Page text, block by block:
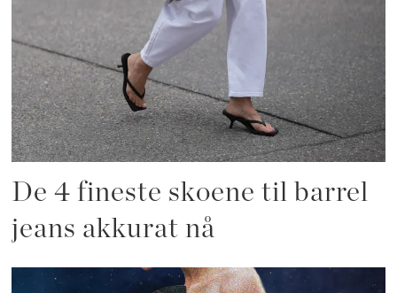
De 4 fineste skoene til barrel
jeans akkurat nå